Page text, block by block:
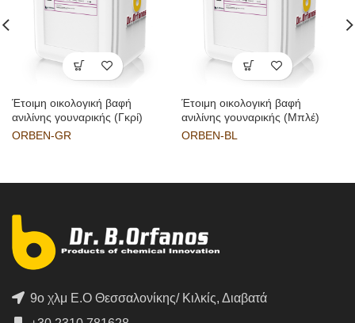
Έτοιμη οικολογική βαφή
ανιλίνης γουναρικής (Γκρί)
ORBEN-GR
Έτοιμη οικολογική βαφή
ανιλίνης γουναρικής (Μπλέ)
ORBEN-BL
9ο χλμ Ε.Ο Θεσσαλονίκης/ Κιλκίς, Διαβατά